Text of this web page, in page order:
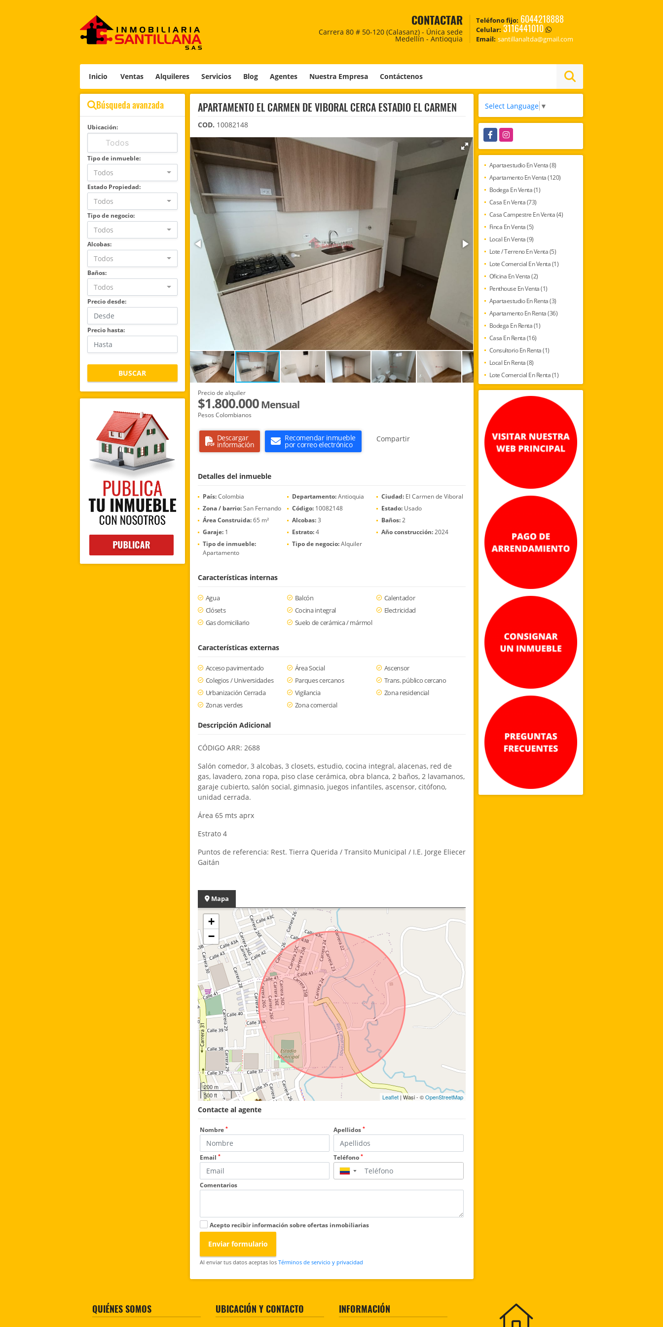
CONTACTAR
Carrera 80 # 50-120 (Calasanz) - Única sede
Medellín - Antioquia
Teléfono fijo: 6044218888
Celular: 3116441010
Email: santillanaltda@gmail.com
Inicio Ventas Alquileres Servicios Blog Agentes Nuestra Empresa Contáctenos
Búsqueda avanzada
Ubicación:
Tipo de inmueble:
Todos
Estado Propiedad:
Todos
Tipo de negocio:
Todos
Alcobas:
Todos
Baños:
Todos
Precio desde:
Precio hasta:
BUSCAR
APARTAMENTO EL CARMEN DE VIBORAL CERCA ESTADIO EL CARMEN
COD. 10082148
Precio de alquiler
$1.800.000Mensual
Pesos Colombianos
Descargar
información
Recomendar inmueble
por correo electrónico
Compartir
Detalles del inmueble
País:Colombia Departamento:Antioquia Ciudad:El Carmen de Viboral
Zona / barrio:San Fernando Código:10082148 Estado:Usado
Área Construida:65 m² Alcobas:3 Baños:2
Garaje:1 Estrato:4 Año construcción:2024
Tipo de inmueble:
Apartamento
Tipo de negocio:Alquiler
Características internas
Agua Balcón
Calentador
Clósets
Cocina integral
Electricidad
Gas domiciliario
Suelo de cerámica / mármol
Características externas
Acceso pavimentado Área Social
Ascensor
Colegios / Universidades
Parques cercanos
Trans. público cercano
Urbanización Cerrada
Vigilancia
Zona residencial
Zonas verdes
Zona comercial
Descripción Adicional
CÓDIGO ARR: 2688
Salón comedor, 3 alcobas, 3 closets, estudio, cocina integral, alacenas, red de
gas, lavadero, zona ropa, piso clase cerámica, obra blanca, 2 baños, 2 lavamanos,
garaje cubierto, salón social, gimnasio, juegos infantiles, ascensor, citófono,
unidad cerrada.
Área 65 mts aprx
Estrato 4
Puntos de referencia: Rest. Tierra Querida / Transito Municipal / I.E. Jorge Eliecer
Gaitán
Mapa
+
−
200 m
500 ft
Leaflet| Wasi - ©OpenStreetMap
Contacte al agente
Nombre * Apellidos *
Email * Teléfono *
▼
Comentarios
Acepto recibir información sobre ofertas inmobiliarias
Enviar formulario
Al enviar tus datos aceptas los Términos de servicio y privacidad
Select Language ▼
FacebookInstagram
Apartaestudio En Venta (8)
Apartamento En Venta (120)
Bodega En Venta (1)
Casa En Venta (73)
Casa Campestre En Venta (4)
Finca En Venta (5)
Local En Venta (9)
Lote / Terreno En Venta (5)
Lote Comercial En Venta (1)
Oficina En Venta (2)
Penthouse En Venta (1)
Apartaestudio En Renta (3)
Apartamento En Renta (36)
Bodega En Renta (1)
Casa En Renta (16)
Consultorio En Renta (1)
Local En Renta (8)
Lote Comercial En Renta (1)
QUIÉNES SOMOS UBICACIÓN Y CONTACTO INFORMACIÓN